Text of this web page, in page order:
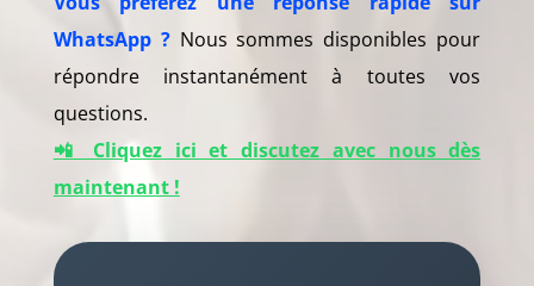
WhatsApp ? Nous sommes disponibles pour
répondre instantanément à toutes vos
questions.
📲 Cliquez ici et discutez avec nous dès
maintenant !